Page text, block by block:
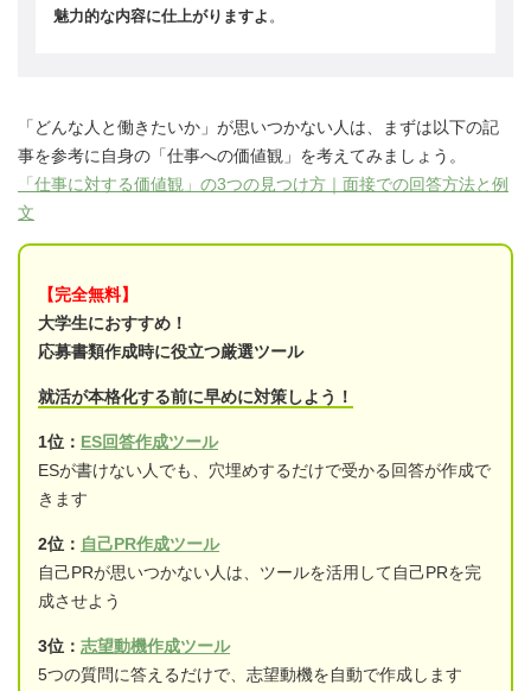
魅力的な内容に仕上がりますよ 。
「どんな人と働きたいか」が思いつかない人は、まずは以下の記
事を参考に自身の「仕事への価値観」を考えてみましょう。
「仕事に対する価値観」の3つの見つけ方｜面接での回答方法と例
文
【完全無料】
大学生におすすめ！
応募書類作成時に役立つ厳選ツール
就活が本格化する前に早めに対策しよう！
1位： ES回答作成ツール
ESが書けない人でも、穴埋めするだけで受かる回答が作成で
きます
2位： 自己PR作成ツール
自己PRが思いつかない人は、ツールを活用して自己PRを完
成させよう
3位： 志望動機作成ツール
5つの質問に答えるだけで、志望動機を自動で作成します